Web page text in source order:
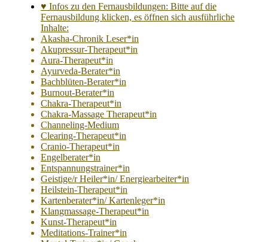
♥ Infos zu den Fernausbildungen: Bitte auf die
Fernausbildung klicken, es öffnen sich ausführliche
Inhalte:
Akasha-Chronik Leser*in
Akupressur-Therapeut*in
Aura-Therapeut*in
Ayurveda-Berater*in
Bachblüten-Berater*in
Burnout-Berater*in
Chakra-Therapeut*in
Chakra-Massage Therapeut*in
Channeling-Medium
Clearing-Therapeut*in
Cranio-Therapeut*in
Engelberater*in
Entspannungstrainer*in
Geistige/r Heiler*in/ Energiearbeiter*in
Heilstein-Therapeut*in
Kartenberater*in/ Kartenleger*in
Klangmassage-Therapeut*in
Kunst-Therapeut*in
Meditations-Trainer*in